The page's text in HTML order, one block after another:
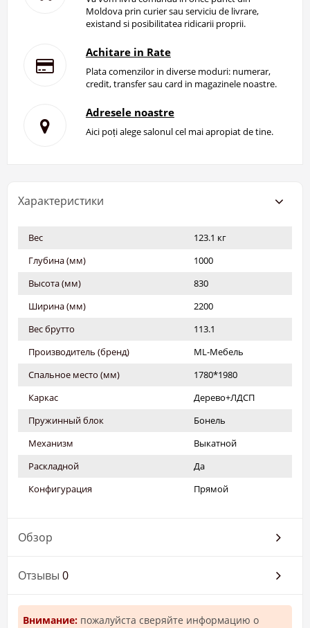
Moldova prin curier sau serviciu de livrare,
existand si posibilitatea ridicarii proprii.
Achitare in Rate
Plata comenzilor in diverse moduri: numerar,
credit, transfer sau card in magazinele noastre.
Adresele noastre
Aici poți alege salonul cel mai apropiat de tine.
Характеристики
Вес
123.1 кг
Глубина (мм)
1000
Высота (мм)
830
Ширина (мм)
2200
Вес брутто
113.1
Производитель (бренд)
ML-Мебель
Спальное место (мм)
1780*1980
Каркас
Дерево+ЛДСП
Пружинный блок
Бонель
Механизм
Выкатной
Раскладной
Да
Конфигурация
Прямой
Обзор
Отзывы 0
Внимание: пожалуйста сверяйте информацию о